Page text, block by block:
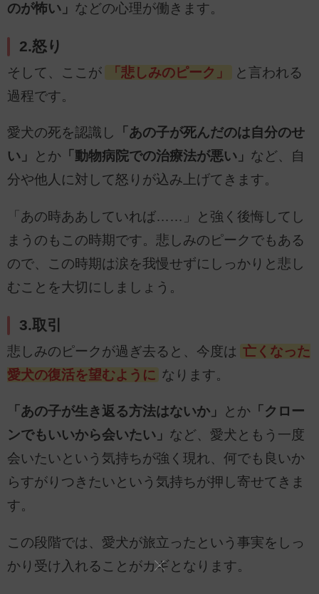
のが怖い」 などの心理が働きます。
2.怒り
そして、ここが 「悲しみのピーク」
と言われる
過程です。
愛犬の死を認識し
「あの子が死んだのは自分のせ
い」
とか 「動物病院での治療法が悪い」 など、自
分や他人に対して怒りが込み上げてきます。
「あの時ああしていれば……」と強く後悔してし
まうのもこの時期です。悲しみのピークでもある
ので、この時期は涙を我慢せずにしっかりと悲し
むことを大切にしましょう。
3.取引
悲しみのピークが過ぎ去ると、今度は 亡くなった
愛犬の復活を望むように なります。
「あの子が生き返る方法はないか」 とか 「クロー
ンでもいいから会いたい」 など、愛犬ともう一度
会いたいという気持ちが強く現れ、何でも良いか
らすがりつきたいという気持ちが押し寄せてきま
す。
この段階では、愛犬が旅立ったという事実をしっ
かり受け入れることがカギとなります。